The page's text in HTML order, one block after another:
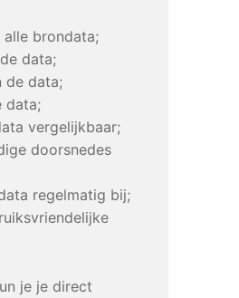
brondata;
data;
de data;
data;
vergelijkbaar;
doorsnedes
regelmatig bij;
je je direct